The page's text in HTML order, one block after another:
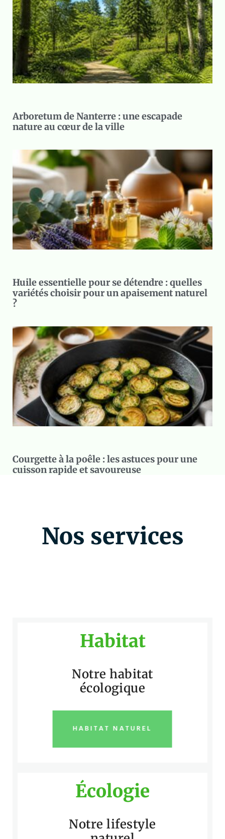
Arboretum de Nanterre : une escapade
nature au cœur de la ville
Huile essentielle pour se détendre : quelles
variétés choisir pour un apaisement naturel
?
Courgette à la poêle : les astuces pour une
cuisson rapide et savoureuse
Nos services
Habitat
Notre habitat
écologique
HABITAT NATUREL
Écologie
Notre lifestyle